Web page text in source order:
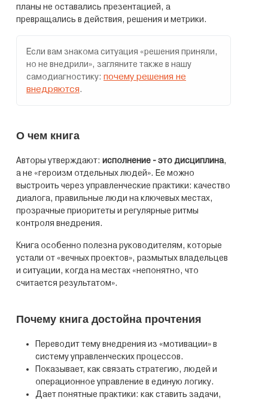
планы не оставались презентацией, а
превращались в действия, решения и метрики.
Если вам знакома ситуация «решения приняли,
но не внедрили», загляните также в нашу
самодиагностику: почему решения не
внедряются.
О чем книга
Авторы утверждают: исполнение - это дисциплина,
а не «героизм отдельных людей». Ее можно
выстроить через управленческие практики: качество
диалога, правильные люди на ключевых местах,
прозрачные приоритеты и регулярные ритмы
контроля внедрения.
Книга особенно полезна руководителям, которые
устали от «вечных проектов», размытых владельцев
и ситуации, когда на местах «непонятно, что
считается результатом».
Почему книга достойна прочтения
Переводит тему внедрения из «мотивации» в
систему управленческих процессов.
Показывает, как связать стратегию, людей и
операционное управление в единую логику.
Дает понятные практики: как ставить задачи,